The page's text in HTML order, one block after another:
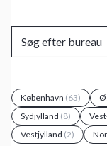
København (63)
Sydjylland (8)
Vestjylland (2)